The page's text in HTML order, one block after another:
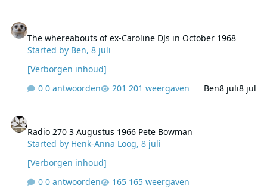
The whereabouts of ex-Caroline DJs in October 1968
Started by Ben,8 juli
[Verborgen inhoud]
0 antwoorden
201 weergaven Ben8 juli8 jul
Radio 270 3 Augustus 1966 Pete Bowman
Started by Henk-Anna Loog,8 juli
[Verborgen inhoud]
0 antwoorden
165 weergaven